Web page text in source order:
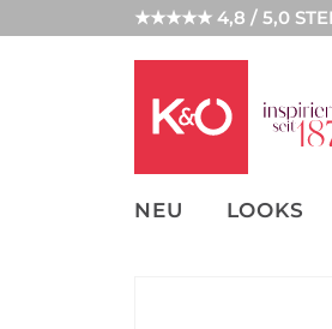
★★★★★ 4,8 / 5,0
NEU LOOKS
UNSERE APP
CLICK &